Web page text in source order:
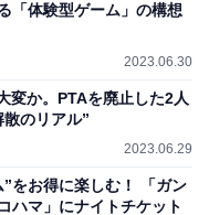
「体験型ゲーム」の構想
2023.06.30
変か。PTAを廃止した2人
のリアル”
2023.06.29
をお得に楽しむ！ 「ガン
ハマ」にナイトチケット